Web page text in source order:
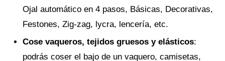
Ojal automático en 4 pasos, Básicas, Decorativas,
Festones, Zig-zag, lycra, lencería, etc.
Cose vaqueros, tejidos gruesos y elásticos:
podrás coser el bajo de un vaquero, camisetas,